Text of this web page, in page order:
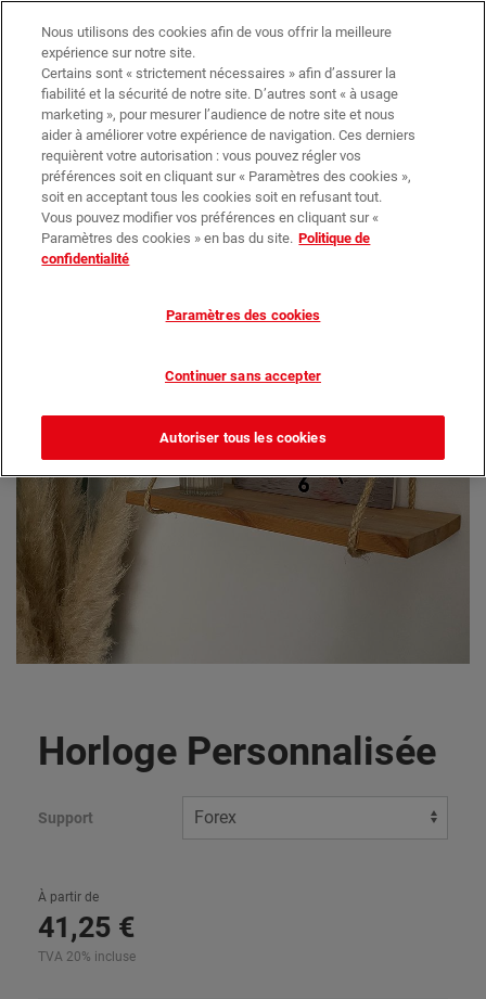
0
Déco Murale Horloge Personnalisée
Horloge Personnalisée
Support
À partir de
41,25 €
TVA 20% incluse
Nous utilisons des cookies afin de vous offrir la meilleure
expérience sur notre site.
Certains sont « strictement nécessaires » afin d’assurer la
fiabilité et la sécurité de notre site. D’autres sont « à usage
marketing », pour mesurer l’audience de notre site et nous
aider à améliorer votre expérience de navigation. Ces derniers
requièrent votre autorisation : vous pouvez régler vos
préférences soit en cliquant sur « Paramètres des cookies »,
soit en acceptant tous les cookies soit en refusant tout.
Vous pouvez modifier vos préférences en cliquant sur «
Paramètres des cookies » en bas du site. Politique de
confidentialité
Paramètres des cookies
Continuer sans accepter
Autoriser tous les cookies